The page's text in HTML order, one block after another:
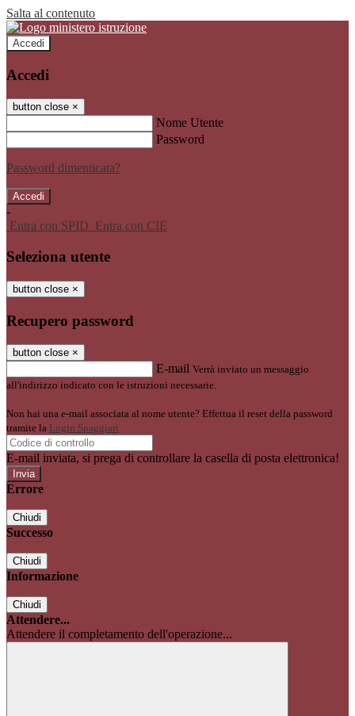
Salta al contenuto
Accedi
Accedi
button close ×
Nome Utente
Password
Password dimenticata?
-
Entra con SPID Entra con CIE
Seleziona utente
button close ×
Recupero password
button close ×
E-mail Verrà inviato un messaggio
all'indirizzo indicato con le istruzioni necessarie.
Non hai una e-mail associata al nome utente? Effettua il reset della password
tramite la Login Spaggiari
E-mail inviata, si prega di controllare la casella di posta elettronica!
Errore
Chiudi
Successo
Chiudi
Informazione
Chiudi
Attendere...
Attendere il completamento dell'operazione...